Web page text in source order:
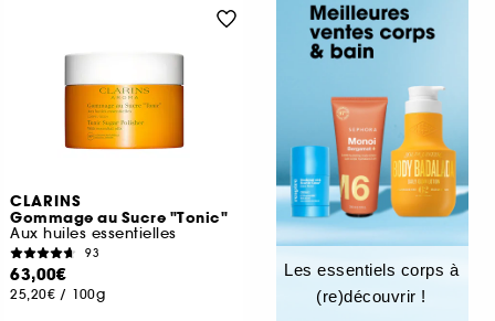
CLARINS
Gommage au Sucre "Tonic"
Aux huiles essentielles
93
63,00€
25,20€ / 100g
Les essentiels corps à
(re)découvrir !